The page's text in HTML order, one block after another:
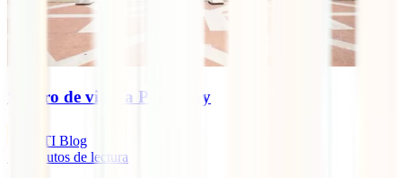
Seguro de viaje a Paraguay
IATI Blog
minutos de lectura